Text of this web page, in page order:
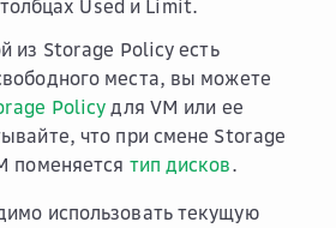
Used и Limit.
из Storage Policy есть
места, вы можете
Policy для VM или ее
что при смене Storage
поменяется тип дисков.
использовать текущую